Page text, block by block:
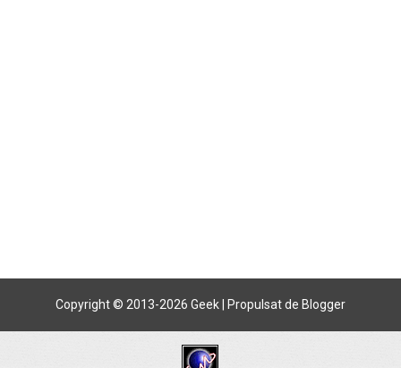
Copyright © 2013-2026 Geek | Propulsat de Blogger